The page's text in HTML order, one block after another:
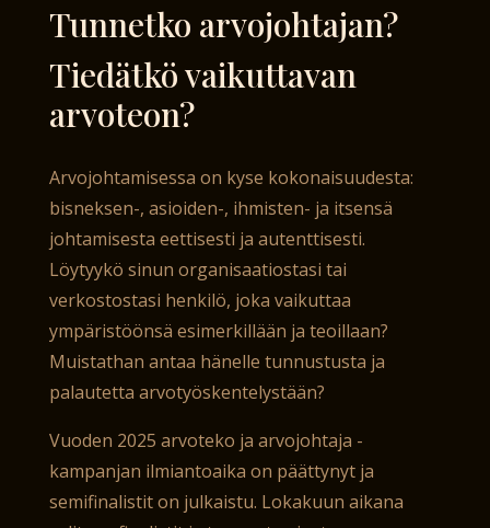
Tunnetko arvojohtajan?
Tiedätkö vaikuttavan
arvoteon?
Arvojohtamisessa on kyse kokonaisuudesta:
bisneksen-, asioiden-, ihmisten- ja itsensä
johtamisesta eettisesti ja autenttisesti.
Löytyykö sinun organisaatiostasi tai
verkostostasi henkilö, joka vaikuttaa
ympäristöönsä esimerkillään ja teoillaan?
Muistathan antaa hänelle tunnustusta ja
palautetta arvotyöskentelystään?
Vuoden 2025 arvoteko ja arvojohtaja -
kampanjan ilmiantoaika on päättynyt ja
semifinalistit on julkaistu. Lokakuun aikana